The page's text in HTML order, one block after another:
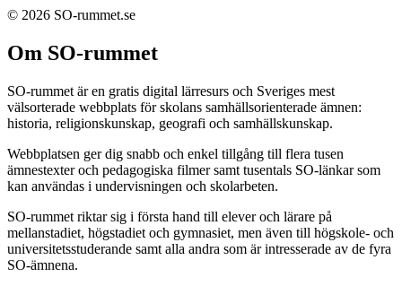
© 2026 SO-rummet.se
Om SO-rummet
SO-rummet är en gratis digital lärresurs och Sveriges mest
välsorterade webbplats för skolans samhällsorienterade ämnen:
historia, religionskunskap, geografi och samhällskunskap.
Webbplatsen ger dig snabb och enkel tillgång till flera tusen
ämnestexter och pedagogiska filmer samt tusentals SO-länkar som
kan användas i undervisningen och skolarbeten.
SO-rummet riktar sig i första hand till elever och lärare på
mellanstadiet, högstadiet och gymnasiet, men även till högskole- och
universitetsstuderande samt alla andra som är intresserade av de fyra
SO-ämnena.